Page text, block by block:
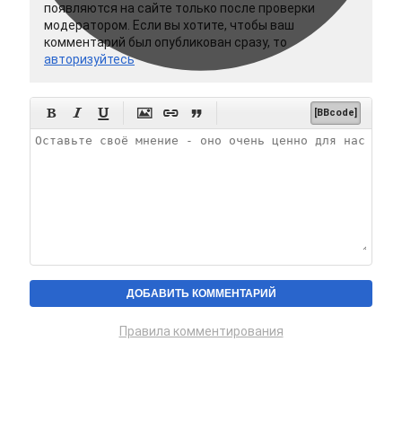
появляются на сайте только после проверки
модератором. Если вы хотите, чтобы ваш
комментарий был опубликован сразу, то
авторизуйтесь
      [BBcode]
Правила комментирования